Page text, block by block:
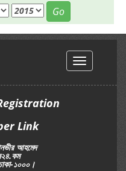
Go
hello
Link
আহমেদ
১০০০।